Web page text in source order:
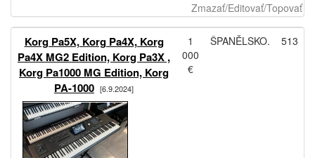
Zmazať/Editovať/Topovať
Korg Pa5X, Korg Pa4X, Korg
Pa4X MG2 Edition, Korg Pa3X ,
Korg Pa1000 MG Edition, Korg
PA-1000 [6.9.2024]
1
000
€
ŠPANĚLSKO. 513